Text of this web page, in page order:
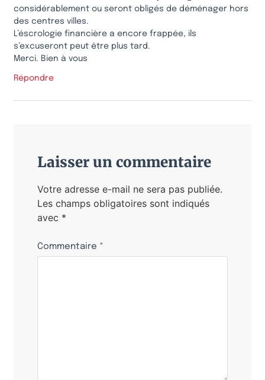
considérablement ou seront obligés de déménager hors
des centres villes.
L’éscrologie financière a encore frappée, ils
s’excuseront peut être plus tard.
Merci. Bien à vous
Répondre
Laisser un commentaire
Votre adresse e-mail ne sera pas publiée.
Les champs obligatoires sont indiqués
avec *
Commentaire *